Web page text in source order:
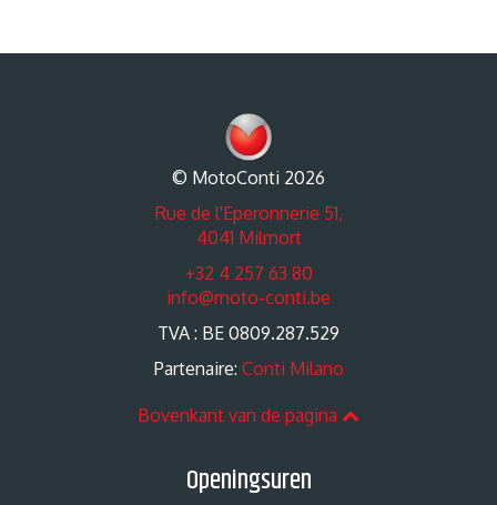
© MotoConti 2026
Rue de l'Eperonnerie 51,
4041 Milmort
+32 4 257 63 80
info@moto-conti.be
TVA : BE 0809.287.529
Partenaire: Conti Milano
Bovenkant van de pagina
Openingsuren